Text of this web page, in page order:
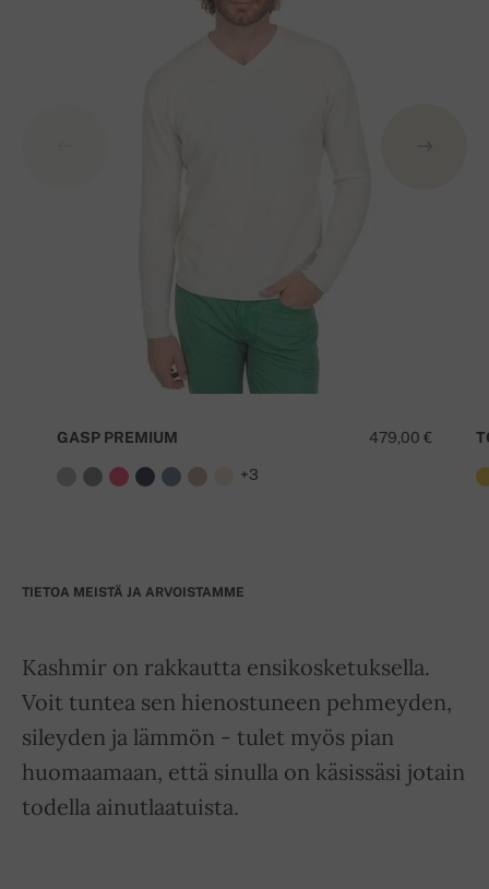
479,00 €
GASP PREMIUM
+3
TIETOA MEISTÄ JA ARVOISTAMME
Kashmir on rakkautta ensikosketuksella.
Voit tuntea sen hienostuneen pehmeyden,
sileyden ja lämmön - tulet myös pian
huomaamaan, että sinulla on käsissäsi jotain
todella ainutlaatuista.